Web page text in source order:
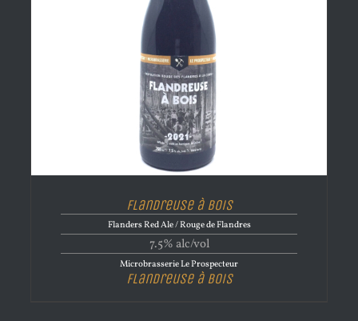
Flandreuse à Bois
Flanders Red Ale / Rouge de Flandres
7.5% alc/vol
Microbrasserie Le Prospecteur
Flandreuse à Bois